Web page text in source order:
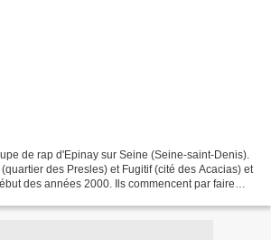
de rap d'Epinay sur Seine (Seine-saint-Denis).
des Presles) et Fugitif (cité des Acacias) et
des années 2000. Ils commencent par faire